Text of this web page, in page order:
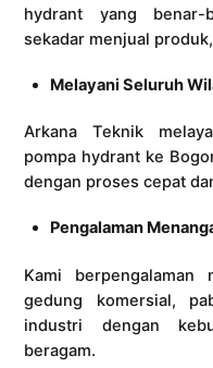
hydrant yang benar-
sekadar menjual
Melayani Seluruh
Arkana Teknik
pompa hydrant ke
dengan proses cepat
Pengalaman
Kami berpengalaman
gedung komersial,
industri dengan
beragam.